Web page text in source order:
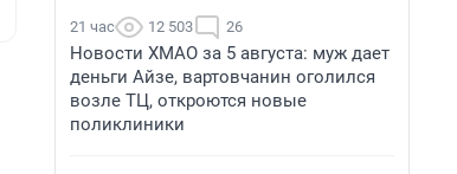
21 час 12 503 26
Новости ХМАО за 5 августа: муж дает
деньги Айзе, вартовчанин оголился
возле ТЦ, откроются новые
поликлиники